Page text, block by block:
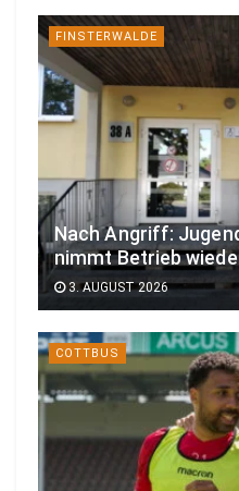
FINSTERWALDE
Nach Angriff:
nimmt Betrieb
3. AUGUST 2026
COTTBUS